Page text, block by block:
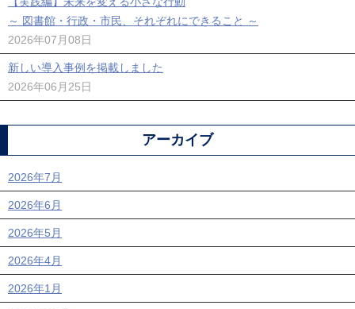
～ 図書館・行政・市民、それぞれにできること ～
2026年07月08日
新しい導入事例を掲載しました
2026年06月25日
アーカイブ
2026年7月
2026年6月
2026年5月
2026年4月
2026年1月